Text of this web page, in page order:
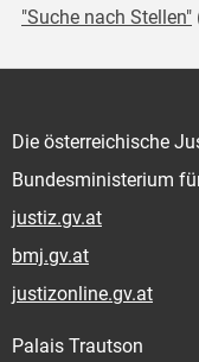
"Suche nach Stellen"
Die österreichische
Bundesministerium
justiz.gv.at
bmj.gv.at
justizonline.gv.at
Palais Trautson